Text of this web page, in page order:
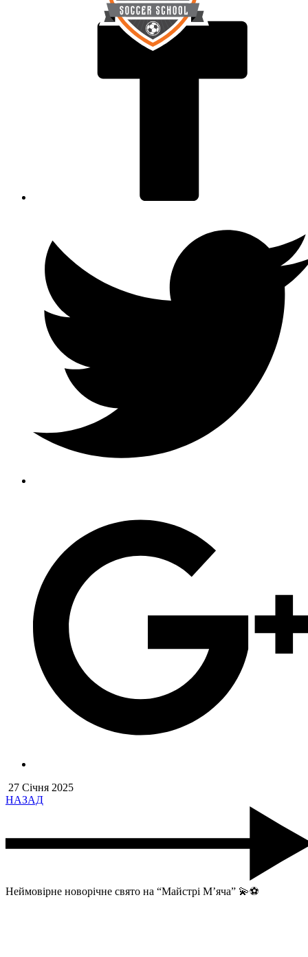
27 Січня 2025
НАЗАД
Неймовірне новорічне свято на “Майстрі М’яча” 💫⚽️